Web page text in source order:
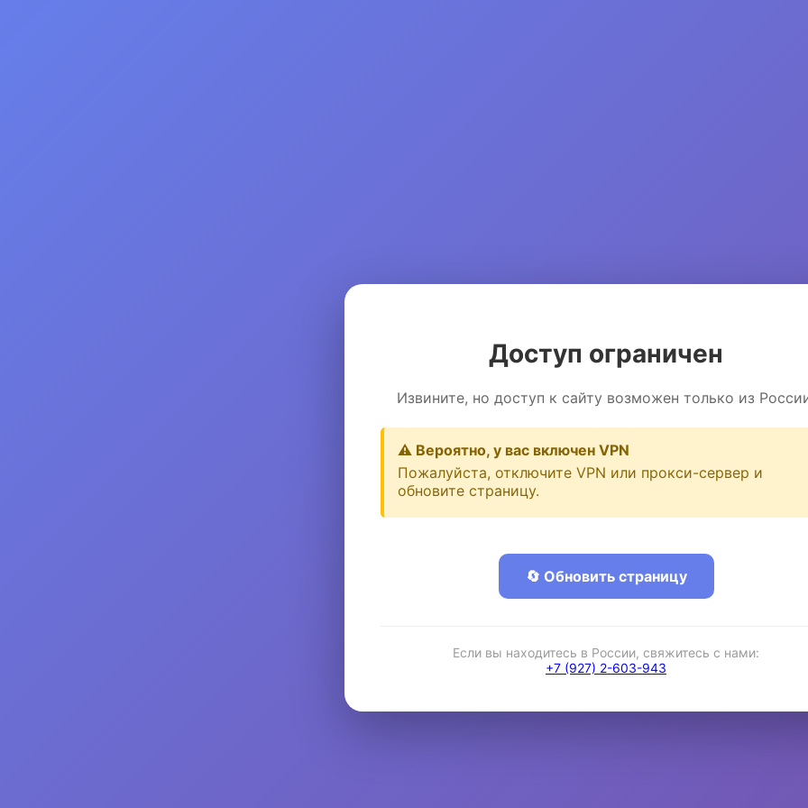
Доступ ограничен
Извините, но доступ к сайту возможен только из
⚠️ Вероятно, у вас включен VPN
Пожалуйста, отключите VPN или прокси-сервер и
обновите страницу.
🔄 Обновить страницу
Если вы находитесь в России, свяжитесь с нами:
+7 (927) 2-603-943